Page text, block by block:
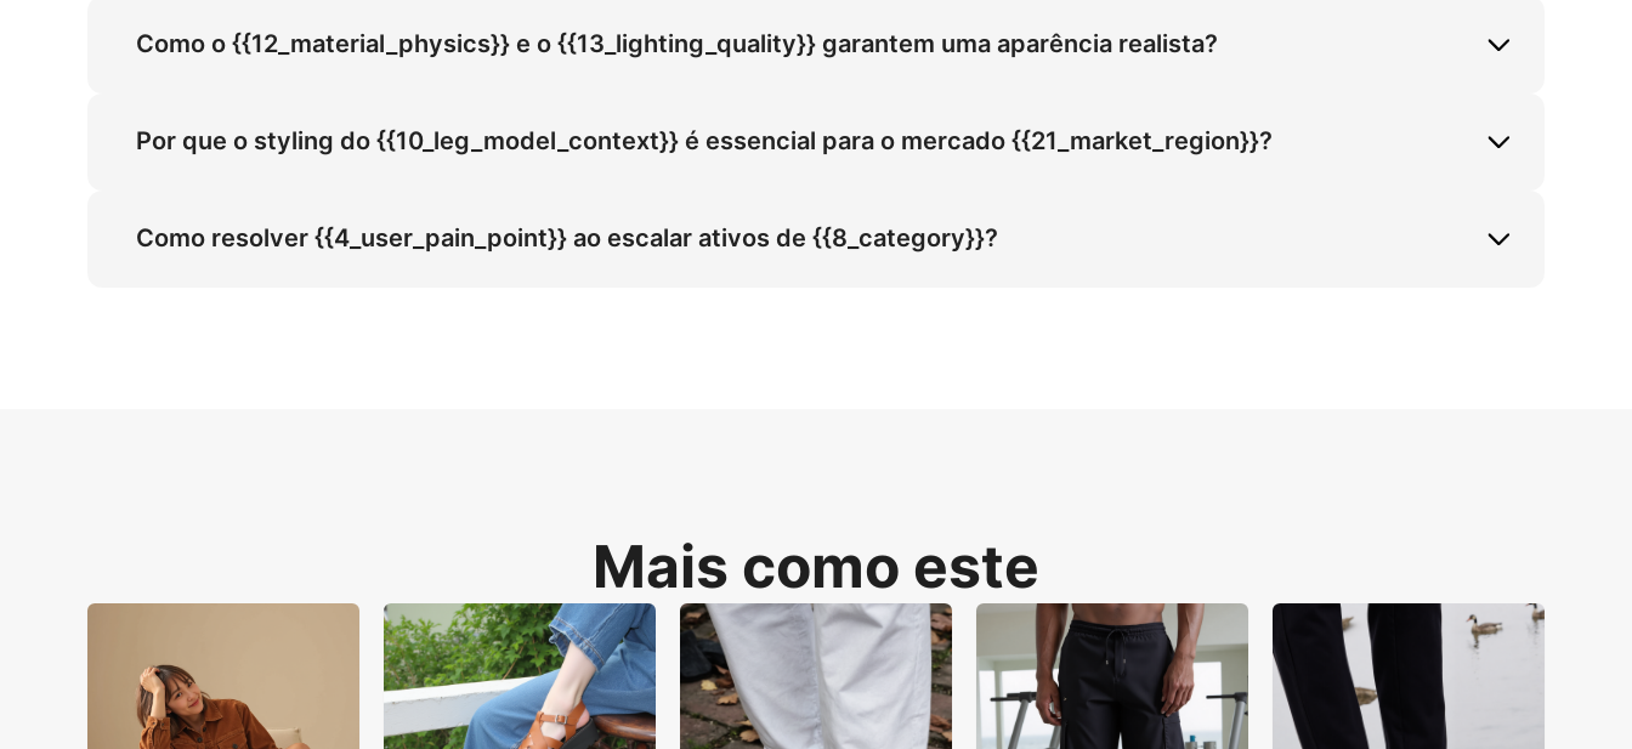
Brilhante e Punho de Jeans para resolver o ajuste para eventos profissionais em Profissionais Corporativos, aumentando as vendas de Sapatos
de Couro Plataforma / Creepers em 30% e capturando a demanda do mercado global.
Como o {{12_material_physics}} e o {{13_lighting_quality}} garantem uma aparência realista?
sincroniza-se com a proporção 4:5 para criar um ajuste autêntico para eventos profissionais. Esta implementação utiliza a 19_ratio para precisão
em alta definição em configurações de Relva, resolvendo a visualização do ajuste para Profissionais Corporativos.
Por que o styling do {{10_leg_model_context}} é essencial para o mercado {{21_market_region}}?
visualização do ajuste para eventos profissionais em Profissionais Corporativos ao sincronizar-se com a proporção 4:5 e a Luz Natural ao Ar
Livre na Relva, escalando confiança nos algoritmos da Amazon.
Como resolver {{4_user_pain_point}} ao escalar ativos de {{8_category}}?
Mais como este